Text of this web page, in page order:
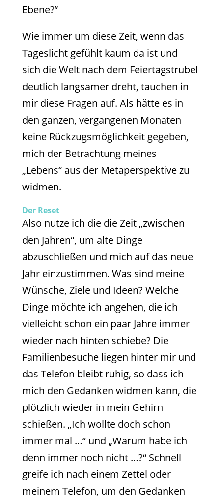
Ebene?“
Wie immer um diese Zeit, wenn das
Tageslicht gefühlt kaum da ist und
sich die Welt nach dem Feiertagstrubel
deutlich langsamer dreht, tauchen in
mir diese Fragen auf. Als hätte es in
den ganzen, vergangenen Monaten
keine Rückzugsmöglichkeit gegeben,
mich der Betrachtung meines
„Lebens“ aus der Metaperspektive zu
widmen.
Der Reset
Also nutze ich die die Zeit „zwischen
den Jahren“, um alte Dinge
abzuschließen und mich auf das neue
Jahr einzustimmen. Was sind meine
Wünsche, Ziele und Ideen? Welche
Dinge möchte ich angehen, die ich
vielleicht schon ein paar Jahre immer
wieder nach hinten schiebe? Die
Familienbesuche liegen hinter mir und
das Telefon bleibt ruhig, so dass ich
mich den Gedanken widmen kann, die
plötzlich wieder in mein Gehirn
schießen. „Ich wollte doch schon
immer mal …“ und „Warum habe ich
denn immer noch nicht …?“ Schnell
greife ich nach einem Zettel oder
meinem Telefon, um den Gedanken